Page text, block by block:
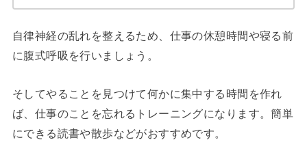
自律神経の乱れを整えるため、仕事の休憩時間や寝る前
に腹式呼吸を行いましょう。
そしてやることを見つけて何かに集中する時間を作れ
ば、仕事のことを忘れるトレーニングになります。簡単
にできる読書や散歩などがおすすめです。